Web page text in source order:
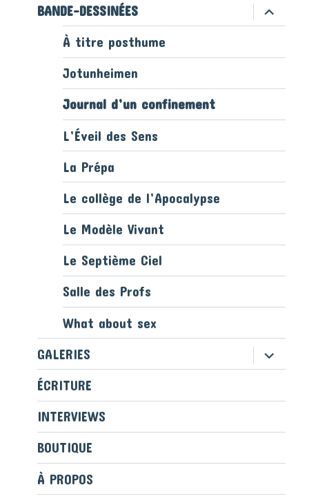
BANDE-DESSINÉES
ouvrir
le
À titre posthume
Jotunheimen
Journal d’un confinement
L’Éveil des Sens
La Prépa
Le collège de l’Apocalypse
Le Modèle Vivant
Le Septième Ciel
Salle des Profs
What about sex
GALERIES
ouvrir
le
ÉCRITURE
INTERVIEWS
BOUTIQUE
À PROPOS